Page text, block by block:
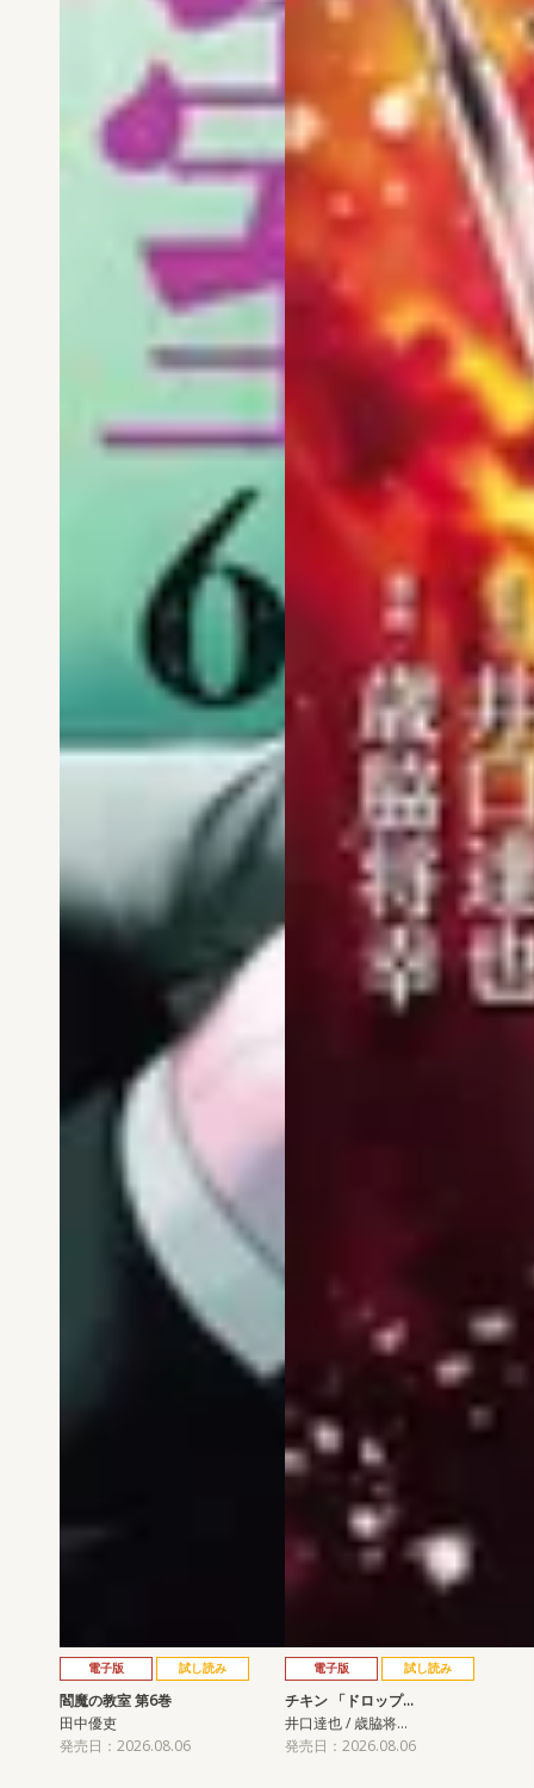
電子版 試し読み
閻魔の教室 第6巻
田中優吏
発売日：2026.08.06
電子版 試し読み
チキン 「ドロップ…
井口達也 / 歳脇将…
発売日：2026.08.06